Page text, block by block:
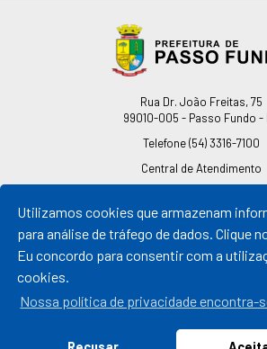
Utilizamos cookies que armazenam
para análise de tráfego de dados. Clique
Eu concordo para consentir com a
cookies.
Nossa política de privacidade encontra-
Endereço
Rua Dr. João Freitas, 75
99010-005 - Passo Fundo -
Telefone(54) 3316-7100
Central de Atendimento
0800 541
Horário de Atendimento
De segunda a sexta-feira
Das 13h30min às 17h